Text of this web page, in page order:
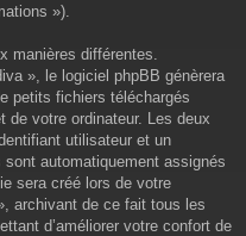
»).
manières différentes.
», le logiciel phpBB génèrera
petits fichiers téléchargés
de votre ordinateur. Les deux
utilisateur et un
automatiquement assignés
sera créé lors de votre
archivant de ce fait tous les
d’améliorer votre confort de